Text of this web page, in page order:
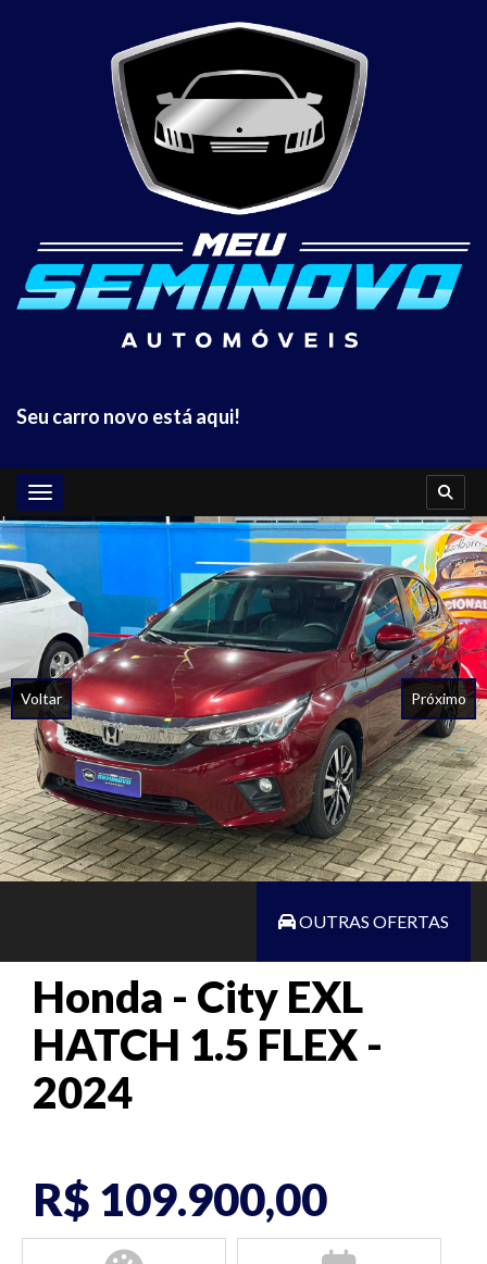
Seu carro novo está aqui!
Toggle navigation
Voltar Próximo
OUTRAS OFERTAS
Honda - City EXL
HATCH 1.5 FLEX -
2024
R$ 109.900,00